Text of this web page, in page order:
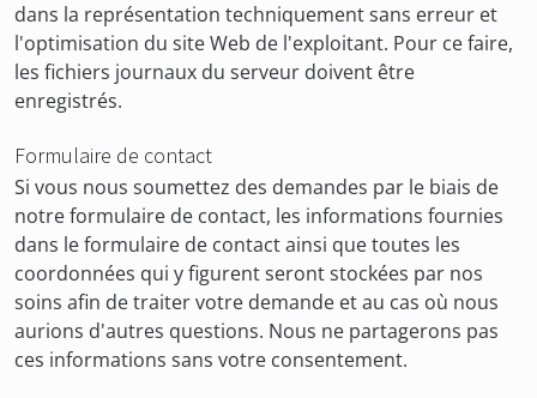
dans la représentation techniquement sans erreur et
l'optimisation du site Web de l'exploitant. Pour ce faire,
les fichiers journaux du serveur doivent être
enregistrés.
Formulaire de contact
Si vous nous soumettez des demandes par le biais de
notre formulaire de contact, les informations fournies
dans le formulaire de contact ainsi que toutes les
coordonnées qui y figurent seront stockées par nos
soins afin de traiter votre demande et au cas où nous
aurions d'autres questions. Nous ne partagerons pas
ces informations sans votre consentement.